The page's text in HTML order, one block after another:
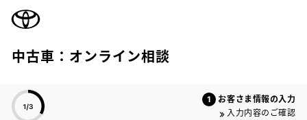
中古車：オンライン相談
お客さま情報の入力
入力内容のご確認